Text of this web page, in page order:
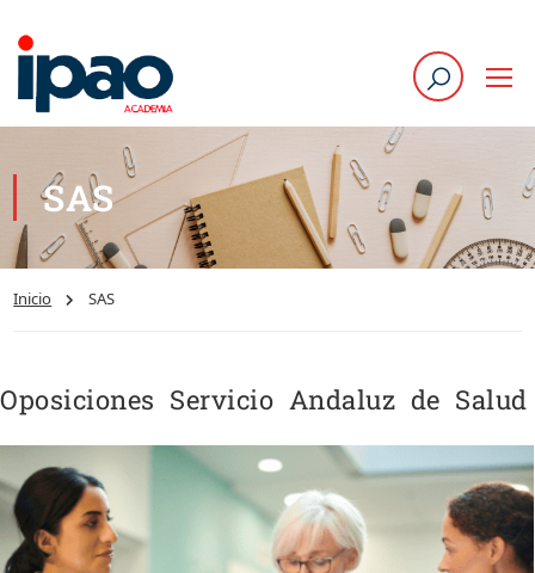
SAS
Inicio SAS
Oposiciones Servicio Andaluz de Salud